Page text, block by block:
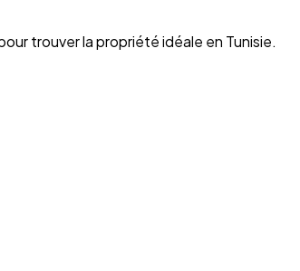
trouver la propriété idéale en Tunisie.